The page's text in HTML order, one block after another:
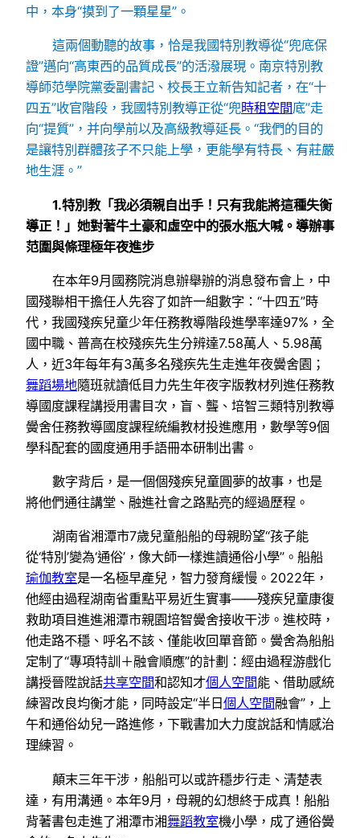
中，本身“摸到了一顆星星”。
這兩個動聽的故事，恰是我國特別教導從“兜底保
證”邁向“高東西的品質成長”的活潑展現。南京特別教
導師范學院黨委副書記、校長王立新告知記者，在“十
四五”收官階段，我國特別教導正從“兜時租空間底”走
向“提質”，并向學前以及高級教導延長。“我們的目的
是讓特別群體孩子不只能上學，更能學有特長、有莊嚴
地生涯。”
1.特別教「我必須親自出手！只有我能將這種失衡
導正！」她對著牛土豪和虛空中的張水瓶大喊。導辦事
范圍與條理極年夜進步
在本年9月國務院消息辦舉辦的消息發布會上，中
國殘聯相干擔任人先容了如許一組數字：“十四五”時
代，我國殘疾兒童少年任務教導階段進學率達97%，全
國中職、普高在校殘疾先生分辨達7.58萬人、5.98萬
人，近3年每年有3萬多名殘疾先生走進年夜黌舍園；
舞蹈場地隨班就讀低目力先生年夜字版教材列進任務教
導國度課程講授用書目次，盲、聾、培智三類特別教導
黌舍任務教導國度課程統編教材投進應用，數學等9個
學科配套的國度通用手語冊本研制出書。
數字背后，是一個個殘疾兒童圓夢的故事，也是
將他們通往講堂、融進社會之路點亮的經過歷程。
湖南省湘潭市7歲兒童船船的母親盼望“孩子能
從‘特別’變為‘通俗’，像大師一樣進讀通俗小學”。船船
瑜伽教室是一名極早產兒，智力發育緩慢。2022年，
他經由過程湖南省重點平易近生實事——殘疾兒童康復
救助項目進進湘潭市親園培智黌舍接收干涉。進校時，
他走路不穩、呼名不該、僅能收回單音節。黌舍為船船
定制了“專項特訓＋融會順應”的計劃：經由過程游戲化
講授晉陞說話共享空間和認知才個人空間能、借助感統
練習改良均衡才能，同時設定“半日個人空間融會”，上
午和通俗幼兒一路進修，下戰書加大力度說話和情感治
理練習。
顛末三年干涉，船船可以或許穩步行走、清楚表
達，有用溝通。本年9月，母親的幻想終于成真！船船
背著書包走進了湘潭市湘舞蹈教室機小學，成了通俗黌